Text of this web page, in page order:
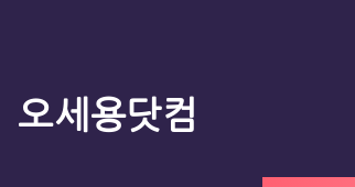
오세용닷컴